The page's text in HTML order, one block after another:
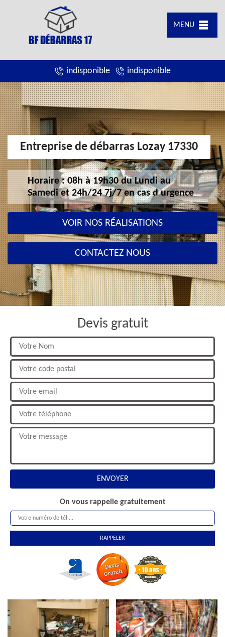
MENU
indisponible indisponible
Entreprise de débarras Lozay 17330
Horaire : 08h à 19h30 du Lundi au
Samedi et 24h/24 7j/7 en cas d urgence
VOIR NOS RÉALISATIONS
CONTACTEZ NOUS
Devis gratuit
On vous rappelle gratuitement